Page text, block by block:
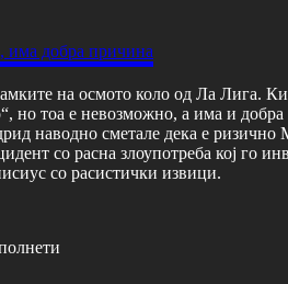
на осмото коло од Ла Лига.
тоа е невозможно, а има и
наводно сметале дека е ризично
со расна злоупотреба кој
со расистички извици.